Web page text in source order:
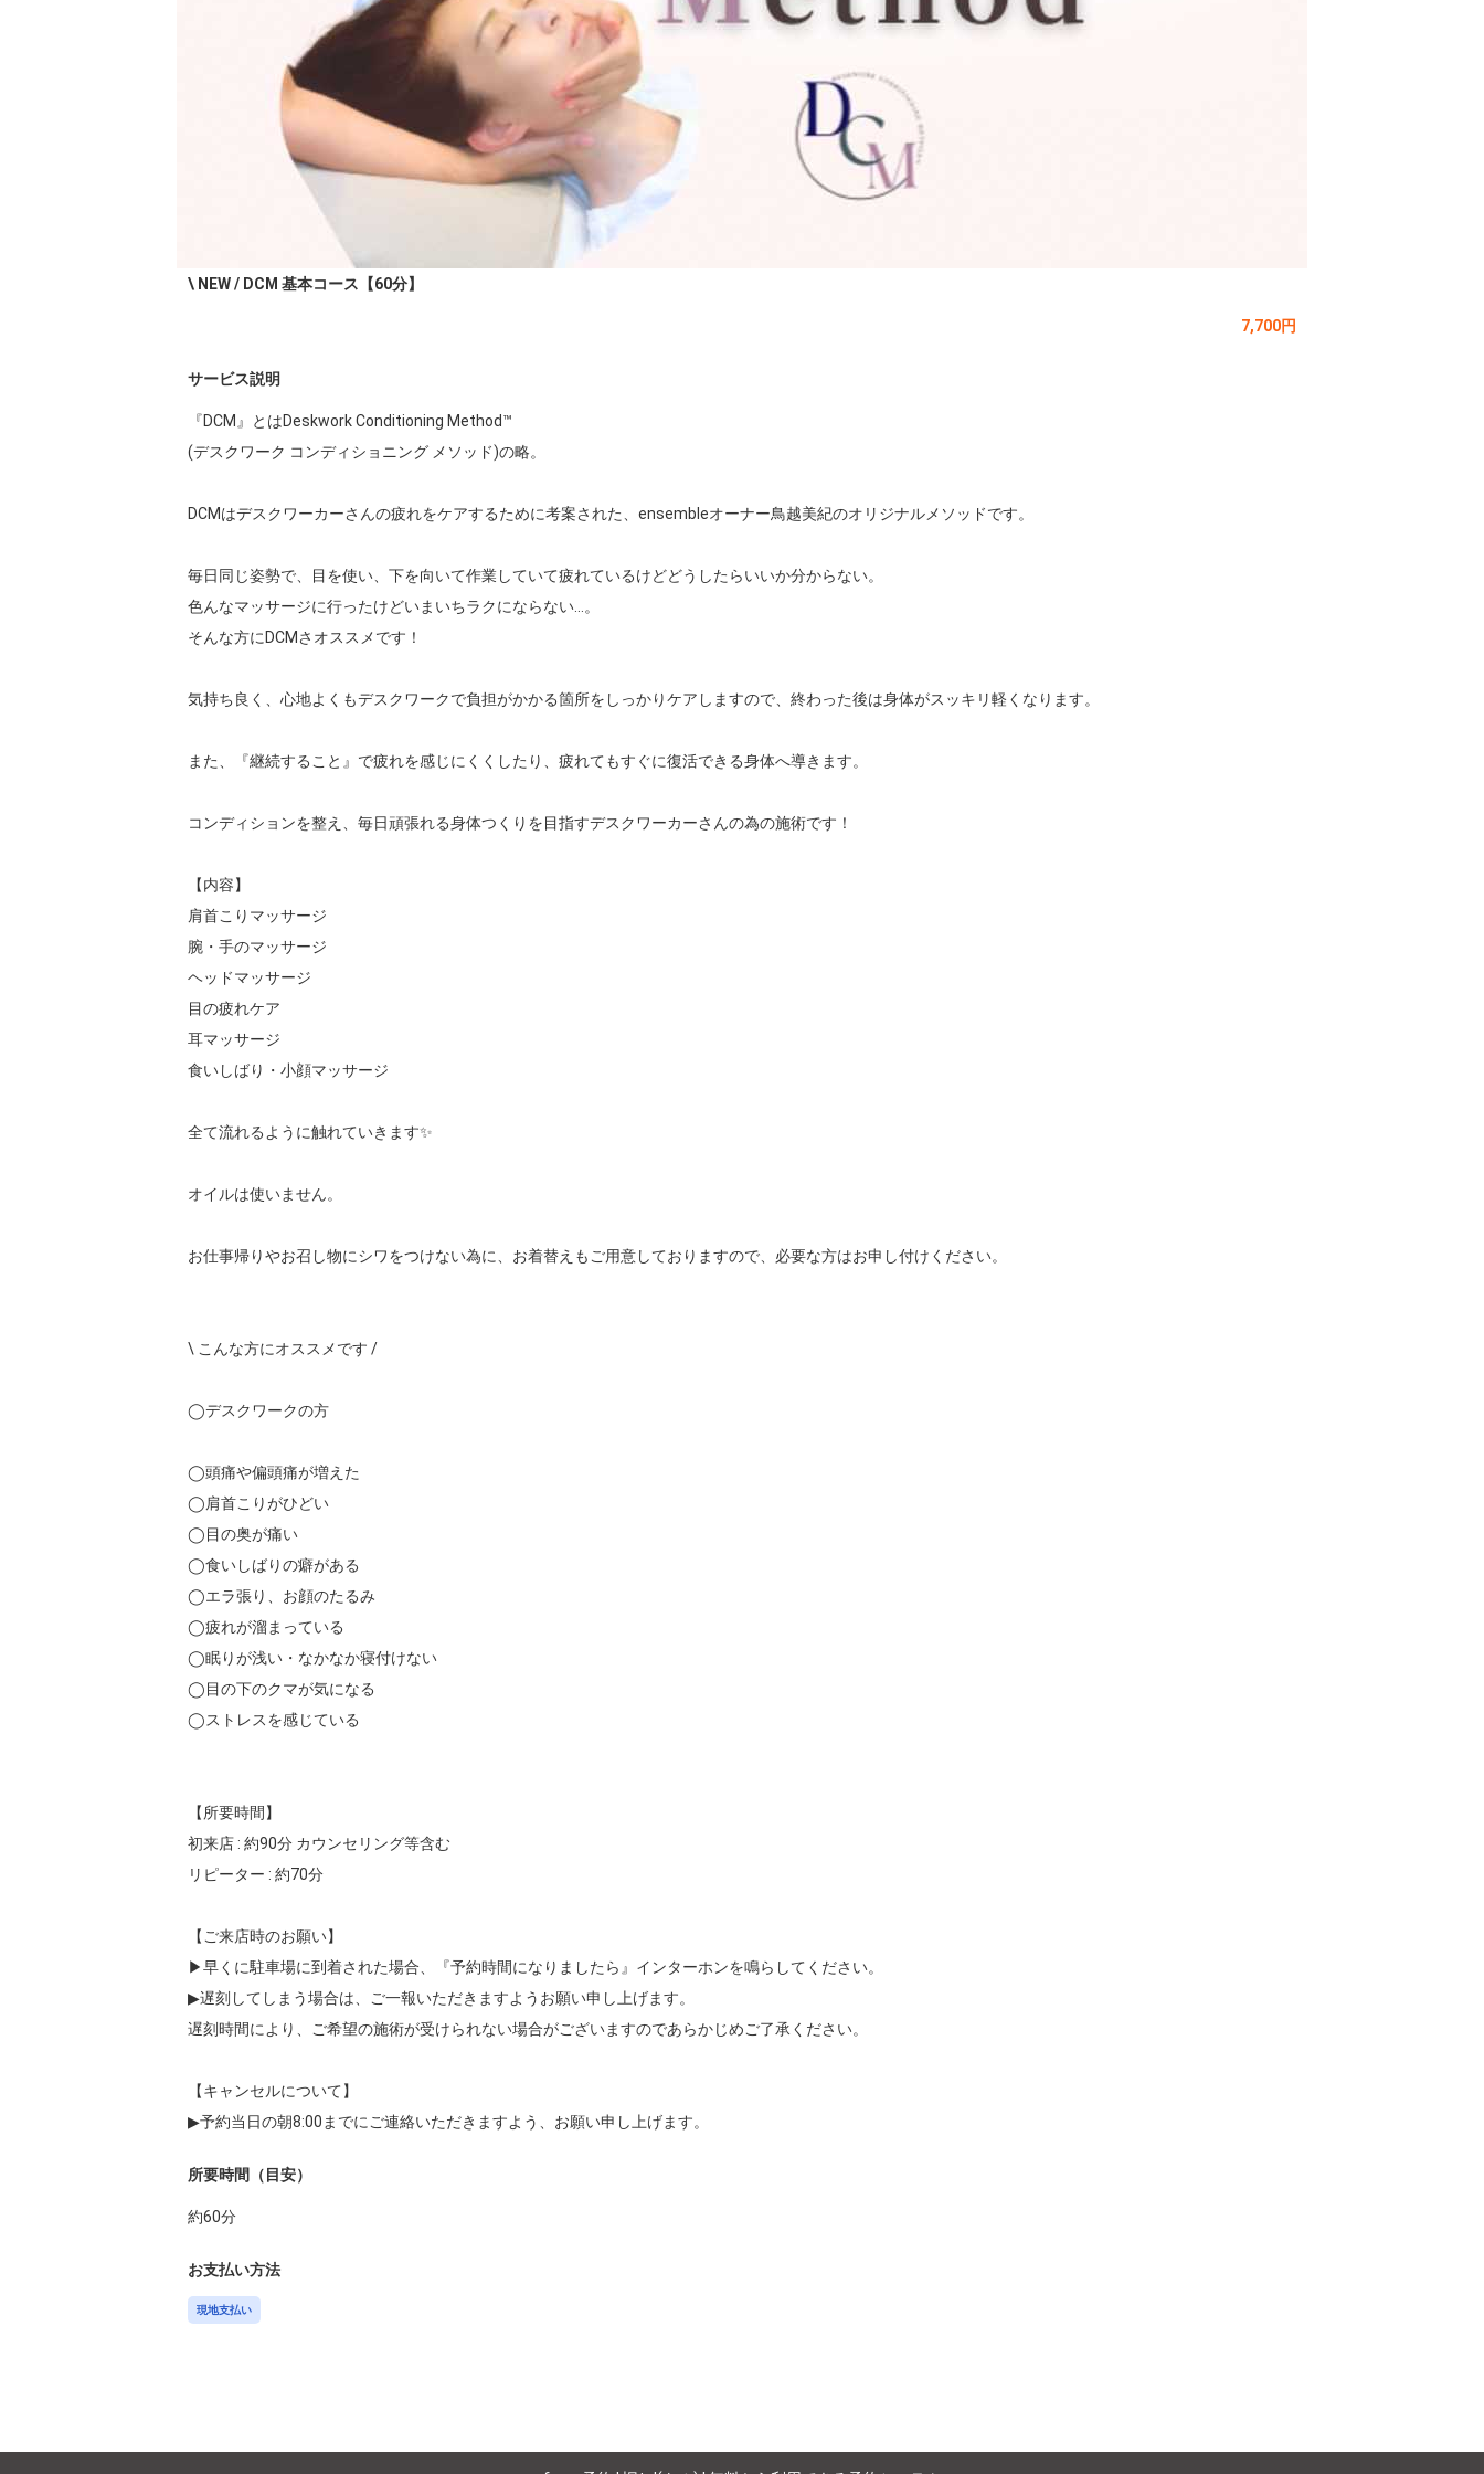
\ NEW / DCM 基本コース【60分】
7,700円
サービス説明
『DCM』とはDeskwork Conditioning Method™
(デスクワーク コンディショニング メソッド)の略。
DCMはデスクワーカーさんの疲れをケアするために考案された、ensembleオーナー鳥越美紀のオリジナルメソッドです。
毎日同じ姿勢で、目を使い、下を向いて作業していて疲れているけどどうしたらいいか分からない。
色んなマッサージに行ったけどいまいちラクにならない...。
そんな方にDCMさオススメです！
気持ち良く、心地よくもデスクワークで負担がかかる箇所をしっかりケアしますので、終わった後は身体がスッキリ軽くなります。
また、『継続すること』で疲れを感じにくくしたり、疲れてもすぐに復活できる身体へ導きます。
コンディションを整え、毎日頑張れる身体つくりを目指すデスクワーカーさんの為の施術です！
【内容】
肩首こりマッサージ
腕・手のマッサージ
ヘッドマッサージ
目の疲れケア
耳マッサージ
食いしばり・小顔マッサージ
全て流れるように触れていきます✨
オイルは使いません。
お仕事帰りやお召し物にシワをつけない為に、お着替えもご用意しておりますので、必要な方はお申し付けください。
\ こんな方にオススメです /
◯デスクワークの方
◯頭痛や偏頭痛が増えた
◯肩首こりがひどい
◯目の奥が痛い
◯食いしばりの癖がある
◯エラ張り、お顔のたるみ
◯疲れが溜まっている
◯眠りが浅い・なかなか寝付けない
◯目の下のクマが気になる
◯ストレスを感じている
【所要時間】
初来店 : 約90分 カウンセリング等含む
リピーター : 約70分
【ご来店時のお願い】
▶︎早くに駐車場に到着された場合、『予約時間になりましたら』インターホンを鳴らしてください。
▶︎遅刻してしまう場合は、ご一報いただきますようお願い申し上げます。
遅刻時間により、ご希望の施術が受けられない場合がございますのであらかじめご了承ください。
【キャンセルについて】
▶︎予約当日の朝8:00までにご連絡いただきますよう、お願い申し上げます。
所要時間（目安）
約60分
お支払い方法
現地支払い